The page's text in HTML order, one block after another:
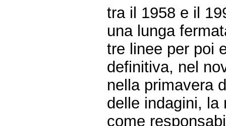
tra il 1958 e il
una lunga
tre linee per poi
definitiva, nel
nella primavera
delle indagini, la
come